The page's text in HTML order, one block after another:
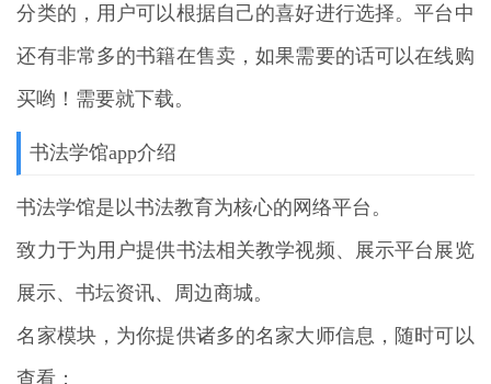
分类的，用户可以根据自己的喜好进行选择。平台中
还有非常多的书籍在售卖，如果需要的话可以在线购
买哟！需要就下载。
书法学馆app介绍
书法学馆是以书法教育为核心的网络平台。
致力于为用户提供书法相关教学视频、展示平台展览
展示、书坛资讯、周边商城。
名家模块，为你提供诸多的名家大师信息，随时可以
查看；